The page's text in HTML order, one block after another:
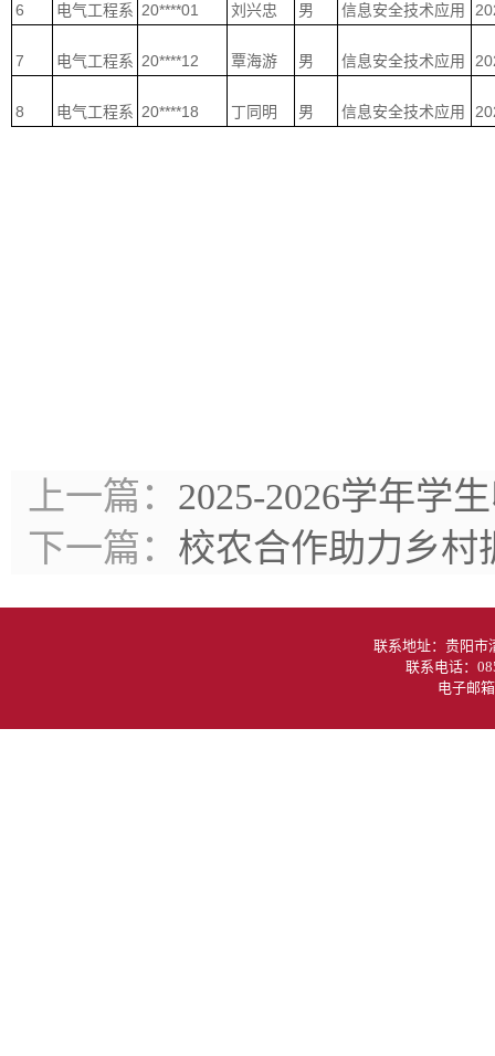
6 电气工程系 20****01 刘兴忠 男 信息安全技术应用
7 电气工程系 20****12 覃海游 男 信息安全技术应用
8 电气工程系 20****18 丁同明 男 信息安全技术应用
上一篇： 2025-2026学年学
下一篇： 校农合作助力乡村
联系地址：贵阳
联系电话：
电子邮